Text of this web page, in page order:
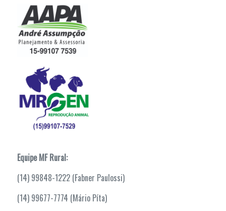
Equipe MF Rural:
(14) 99848-1222 (Fabner Paulossi)
(14) 99677-7774 (Mário Píta)